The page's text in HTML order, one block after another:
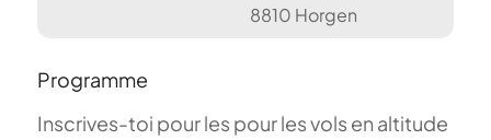
8810 Horgen
Programme
Inscrives-toi pour les pour les vols en altitude